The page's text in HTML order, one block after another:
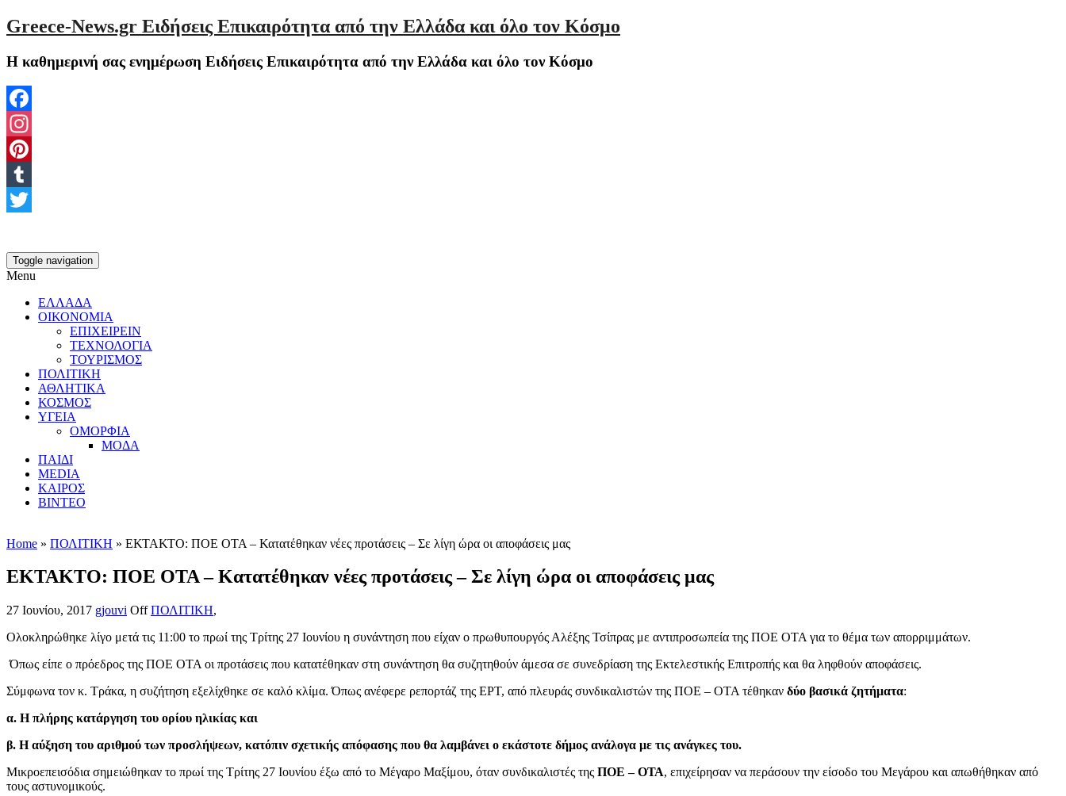
Greece-News.gr Ειδήσεις Επικαιρότητα από την Ελλάδα και όλο τον Κόσμο
Η καθημερινή σας ενημέρωση Ειδήσεις Επικαιρότητα από την Ελλάδα και όλο τον Κόσμο
Facebook
Instagram
Pinterest
Tumblr
Toggle navigation
Menu
ΕΛΛΑΔΑ
ΟΙΚΟΝΟΜΙΑ
ΕΠΙΧΕΙΡΕΙΝ
ΤΕΧΝΟΛΟΓΙΑ
ΤΟΥΡΙΣΜΟΣ
ΠΟΛΙΤΙΚΗ
ΑΘΛΗΤΙΚΑ
ΚΟΣΜΟΣ
ΥΓΕΙΑ
ΟΜΟΡΦΙΑ
ΜΟΔΑ
ΠΑΙΔΙ
MEDIA
ΚΑΙΡΟΣ
ΒΙΝΤΕΟ
Home » ΠΟΛΙΤΙΚΗ » ΕΚΤΑΚΤΟ: ΠΟΕ ΟΤΑ – Κατατέθηκαν νέες προτάσεις – Σε λίγη ώρα οι αποφάσεις μας
ΕΚΤΑΚΤΟ: ΠΟΕ ΟΤΑ – Κατατέθηκαν νέες προτάσεις – Σε λίγη ώρα οι αποφάσεις μας
27 Ιουνίου, 2017 gjouvi Off ΠΟΛΙΤΙΚΗ,
Ολοκληρώθηκε λίγο μετά τις 11:00 το πρωί της Τρίτης 27 Ιουνίου η συνάντηση που είχαν ο πρωθυπουργός Αλέξης Τσίπρας με αντιπροσωπεία της ΠΟΕ ΟΤΑ για το θέμα των απορριμμάτων.
Όπως είπε ο πρόεδρος της ΠΟΕ ΟΤΑ οι προτάσεις που κατατέθηκαν στη συνάντηση θα συζητηθούν άμεσα σε συνεδρίαση της Εκτελεστικής Επιτροπής και θα ληφθούν αποφάσεις.
Σύμφωνα τον κ. Τράκα, η συζήτηση εξελίχθηκε σε καλό κλίμα. Όπως ανέφερε ρεπορτάζ της ΕΡΤ, από πλευράς συνδικαλιστών της ΠΟΕ – ΟΤΑ τέθηκαν δύο βασικά ζητήματα:
α. Η πλήρης κατάργηση του ορίου ηλικίας και
β. Η αύξηση του αριθμού των προσλήψεων, κατόπιν σχετικής απόφασης που θα λαμβάνει ο εκάστοτε δήμος ανάλογα με τις ανάγκες του.
Μικροεπεισόδια σημειώθηκαν το πρωί της Τρίτης 27 Ιουνίου έξω από το Μέγαρο Μαξίμου, όταν συνδικαλιστές της ΠΟΕ – ΟΤΑ, επιχείρησαν να περάσουν την είσοδο του Μεγάρου και απωθήθηκαν από
τους αστυνομικούς.